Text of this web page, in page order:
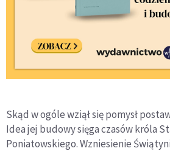
Skąd w ogóle wziął się pomysł
Idea jej budowy sięga czasów króla
Poniatowskiego. Wzniesienie